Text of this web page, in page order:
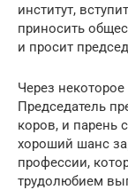
институт,
приносить
и просит
Через
Председатель
коров, и парень
хороший шанс
профессии,
трудолюбием